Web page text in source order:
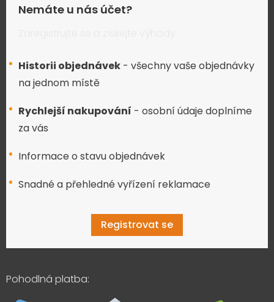
Nemáte u nás účet?
Historii objednávek - všechny vaše objednávky
na jednom místě
Rychlejší nakupování - osobní údaje doplníme
za vás
Informace o stavu objednávek
Snadné a přehledné vyřízení reklamace
Registrovat se
Pohodlná platba: